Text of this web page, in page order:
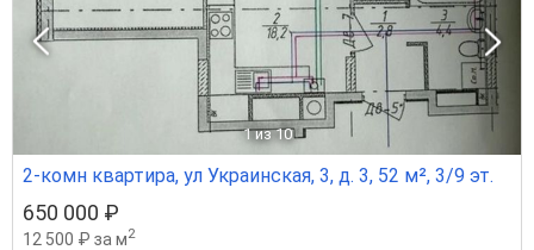
1 из 10
2-комн квартира, ул Украинская, 3, д. 3, 52 м², 3/9 эт.
650 000 ₽
12 500 ₽ за м2